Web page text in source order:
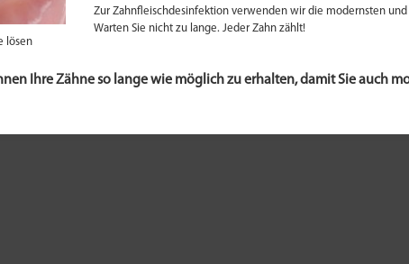
lösen
Zur Zahnfleischdesinfektion verwenden wir die modernsten
Warten Sie nicht zu lange. Jeder Zahn zählt!
Ihre Zähne so lange wie möglich zu erhalten, damit Sie auch